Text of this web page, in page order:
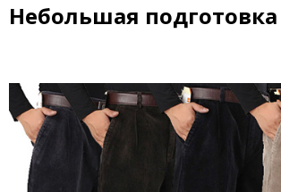
Небольшая подготовка